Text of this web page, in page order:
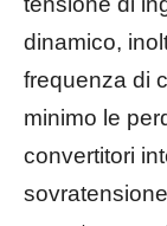
dinamico,
frequenza di
minimo le
convertitori